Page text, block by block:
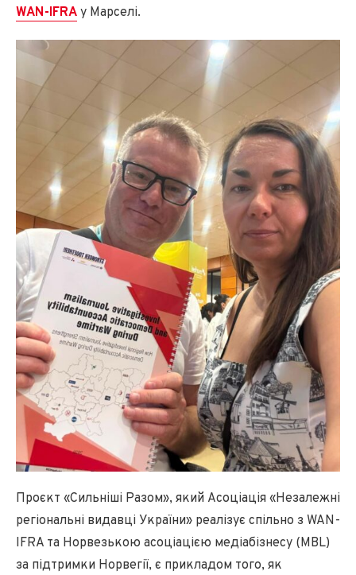
WAN-IFRA у Марселі.
Проєкт «Сильніші Разом», який Асоціація «Незалежні
регіональні видавці України» реалізує спільно з WAN-
IFRA та Норвезькою асоціацією медіабізнесу (MBL)
за підтримки Норвегії, є прикладом того, як